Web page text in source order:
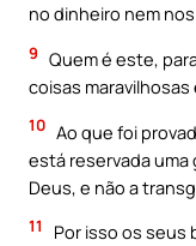
no dinheiro nem
9 Quem é este,
coisas maravilhosas
10 Ao que foi
está reservada
Deus, e não a
11
Por isso os seus